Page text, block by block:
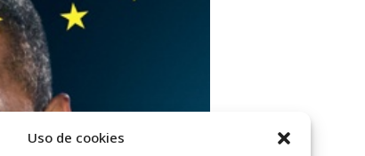
Uso de cookies